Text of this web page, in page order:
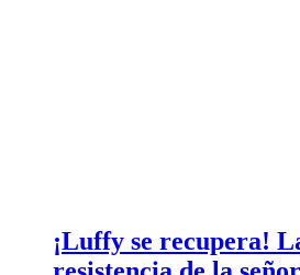
¡Luffy se recupera!